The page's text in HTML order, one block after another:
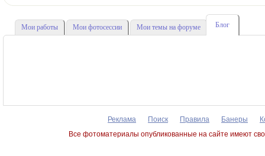
Мои работы Мои фотосессии Мои темы на форуме Блог
Реклама Поиск Правила Банеры
Все фотоматериалы опубликованные на сайте имеют